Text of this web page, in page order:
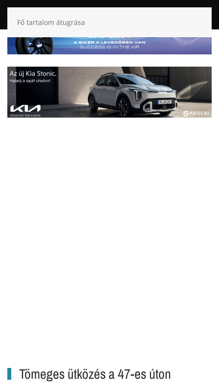
Fő tartalom átugrása
Tömeges ütközés a 47-es úton